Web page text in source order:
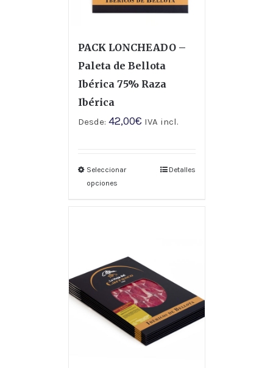
PACK LONCHEADO –
Paleta de Bellota
Ibérica 75% Raza
Ibérica
Desde: 42,00€ IVA incl.
Seleccionar
opciones
Detalles